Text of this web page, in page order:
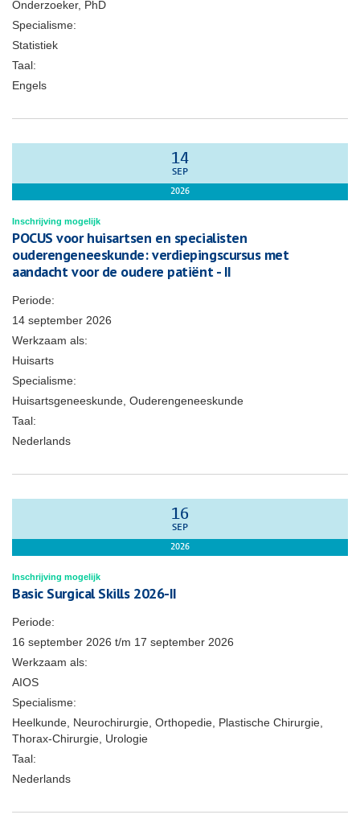
Onderzoeker, PhD
Specialisme:
Statistiek
Taal:
Engels
14
SEP
2026
Inschrijving mogelijk
POCUS voor huisartsen en specialisten
ouderengeneeskunde: verdiepingscursus met
aandacht voor de oudere patiënt - II
Periode:
14 september 2026
Werkzaam als:
Huisarts
Specialisme:
Huisartsgeneeskunde, Ouderengeneeskunde
Taal:
Nederlands
16
SEP
2026
Inschrijving mogelijk
Basic Surgical Skills 2026-II
Periode:
16 september 2026 t/m 17 september 2026
Werkzaam als:
AIOS
Specialisme:
Heelkunde, Neurochirurgie, Orthopedie, Plastische Chirurgie,
Thorax-Chirurgie, Urologie
Taal:
Nederlands